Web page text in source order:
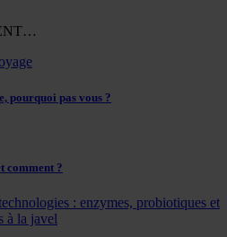
pourquoi pas vous ?
comment ?